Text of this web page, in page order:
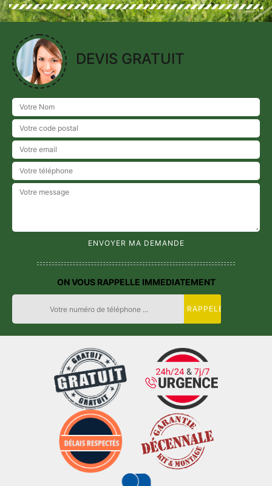
DEVIS GRATUIT
ON VOUS RAPPELLE IMMEDIATEMENT